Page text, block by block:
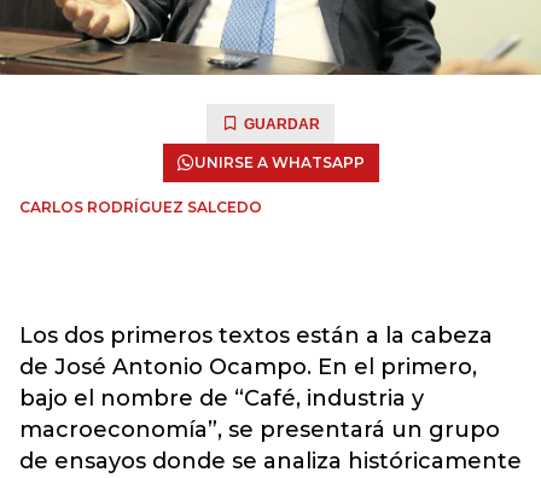
GUARDAR
UNIRSE A WHATSAPP
CARLOS RODRÍGUEZ SALCEDO
Los dos primeros textos están a la cabeza
de José Antonio Ocampo. En el primero,
bajo el nombre de “Café, industria y
macroeconomía”, se presentará un grupo
de ensayos donde se analiza históricamente